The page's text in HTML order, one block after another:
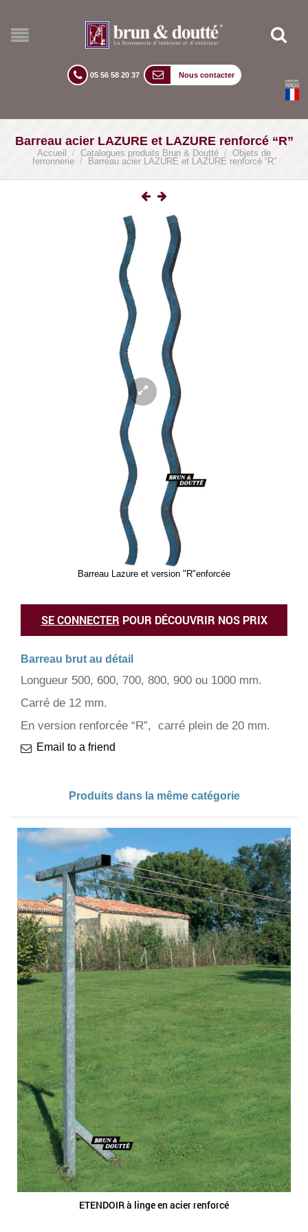
05 56 58 20 37 Nous contacter
Barreau acier LAZURE et LAZURE renforcé “R”
Accueil / Catalogues produits Brun & Doutté / Objets de
ferronnerie / Barreau acier LAZURE et LAZURE renforcé “R”
Barreau Lazure et version "R"enforcée
lightbox
SE CONNECTER POUR DÉCOUVRIR NOS PRIX
Barreau brut au détail
Longueur 500, 600, 700, 800, 900 ou 1000 mm.
Carré de 12 mm.
En version renforcée “R”, carré plein de 20 mm.
Email to a friend
Produits dans la même catégorie
ETENDOIR à linge en acier renforcé